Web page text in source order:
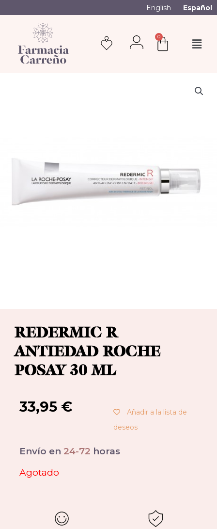
English Español
0
REDERMIC R
ANTIEDAD ROCHE
POSAY 30 ML
33,95 €
Añadir a la lista de
deseos
Envío en 24-72 horas
Agotado